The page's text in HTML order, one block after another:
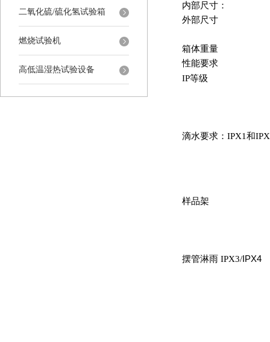
二氧化硫/硫化氢试验箱
燃烧试验机
高低温湿热试验设备
内部尺寸：
外部尺寸
箱体重量
性能要求
IP等级
滴水要求：IPX1和
样品架
摆管淋雨 IPX3/ IPX4